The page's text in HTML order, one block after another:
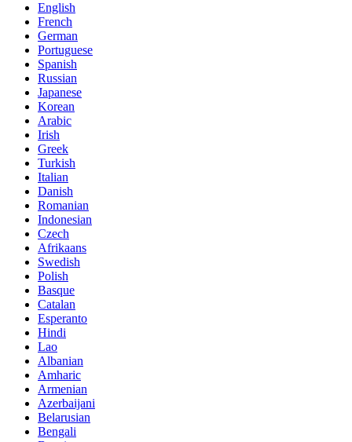
English
French
German
Portuguese
Spanish
Russian
Japanese
Korean
Arabic
Irish
Greek
Turkish
Italian
Danish
Romanian
Indonesian
Czech
Afrikaans
Swedish
Polish
Basque
Catalan
Esperanto
Hindi
Lao
Albanian
Amharic
Armenian
Azerbaijani
Belarusian
Bengali